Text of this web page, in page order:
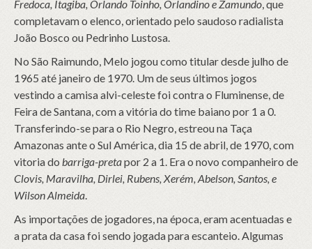
Fredoca, Itagiba, Orlando Toinho, Orlandino e Zamundo, que
completavam o elenco, orientado pelo saudoso radialista
João Bosco ou Pedrinho Lustosa.
No São Raimundo, Melo jogou como titular desde julho de
1965 até janeiro de 1970. Um de seus últimos jogos
vestindo a camisa alvi-celeste foi contra o Fluminense, de
Feira de Santana, com a vitória do time baiano por 1 a 0.
Transferindo-se para o Rio Negro, estreou na Taça
Amazonas ante o Sul América, dia 15 de abril, de 1970, com
vitoria do barriga-pretapor 2 a 1. Era o novo companheiro de
Clovis, Maravilha, Dirlei, Rubens, Xerém, Abelson, Santos, e
Wilson Almeida.
As importações de jogadores, na época, eram acentuadas e
a prata da casa foi sendo jogada para escanteio. Algumas